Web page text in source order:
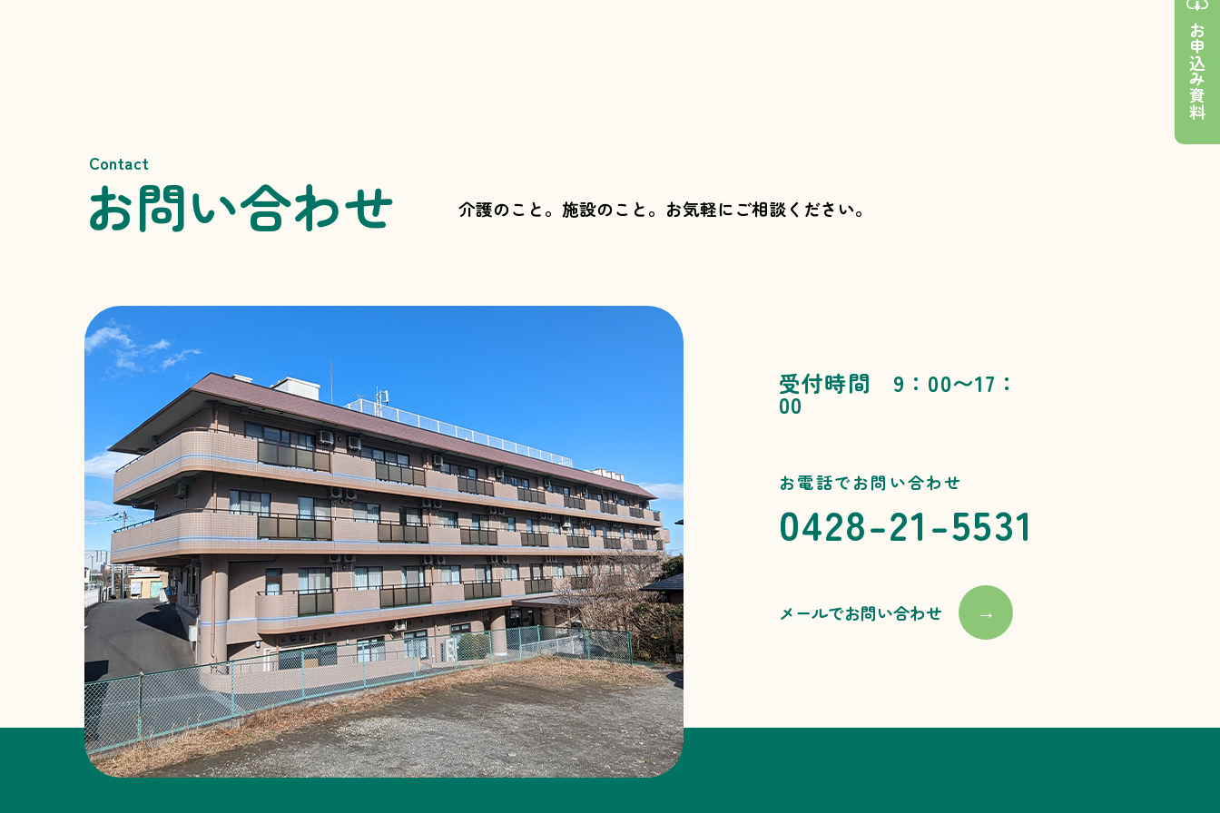
Contact
お問い合わせ 介護のこと。施設のこと。 お気軽にご相談ください。
受付時間 9：00〜17：
00
お電話でお問い合わせ
0428-21-5531
メールでお問い合わせ →
お申込み資料